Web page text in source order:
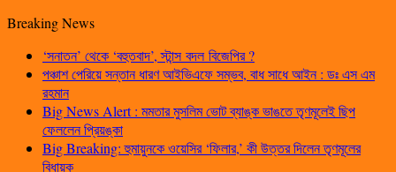
Breaking News
‘সনাতন’ থেকে ‘বহুতবাদ’, স্টান্স বদল বিজেপির ?
পঞ্চাশ পেরিয়ে সন্তান ধারণ আইভিএফে সম্ভব, বাধ সাধে আইন : ডঃ এস এম
রহমান
Big News Alert : মমতার মুসলিম ভোট ব্যাঙ্ক ভাঙতে তৃণমূলেই ছিপ
ফেললেন প্রিয়ঙ্কা
Big Breaking: হুমায়ুনকে ওয়েসির ‘ফিলার,’ কী উত্তর দিলেন তৃণমূলের
বিধায়ক